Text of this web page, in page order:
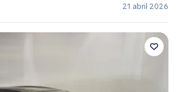
21 abril 2026